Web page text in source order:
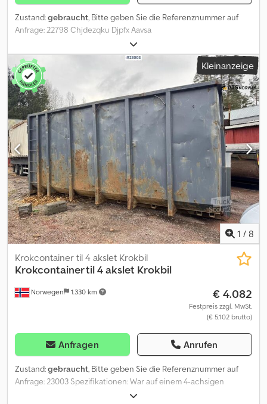
Zustand:gebraucht, Bitte geben Sie die Referenznummer auf
Anfrage: 22798 Chjdezqku Djpfx Aavsa
Beschreibung:Maschinenplattform mit vielen
Befestigungspunkten.Nicht für Hakenlift-Lkw, sondern für
Seil-/Windenfahrzeuge.Lieferbereit. Eigengewicht: 11 Model:
Maskinflak med mange festepunkter = Weitere Informationen =
Neu: Nein Verwendungszweck: Gütertransport Wenden Sie sich
an ATS Norway, um weitere Informationen zu erhalten.
Kleinanzeige
1 / 8
Norwegen 1.330 km
Krokcontainer til 4 akslet Krokbil
Krokcontainer til 4 akslet Krokbil
€ 4.082
Festpreis zzgl. MwSt.
(€ 5.102 brutto)
Anfragen Anrufen
Zustand:gebraucht, Bitte geben Sie die Referenznummer auf
Anfrage: 23003 Spezifikationen: War auf einem 4-achsigen
Abrollkipper montiert Ca. 40 m³ Containeraufbau (siehe Bilder)